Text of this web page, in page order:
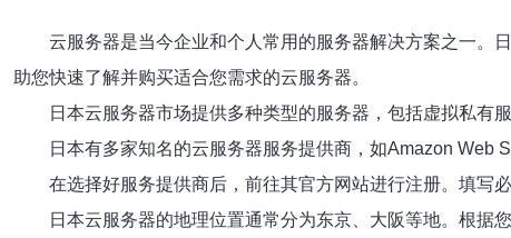
云服务器是当今企业和个人常用的服务器解决方案之一。
助您快速了解并购买适合您需求的云服务器。
日本云服务器市场提供多种类型的服务器，包括虚拟私有
日本有多家知名的云服务器服务提供商，如Amazon Web
在选择好服务提供商后，前往其官方网站进行注册。填写
日本云服务器的地理位置通常分为东京、大阪等地。根据